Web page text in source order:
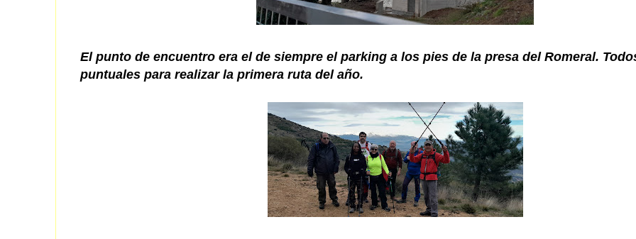
El punto de encuentro era el de siempre el parking a los pies de la presa del Romeral.
puntuales para realizar la primera ruta del año.